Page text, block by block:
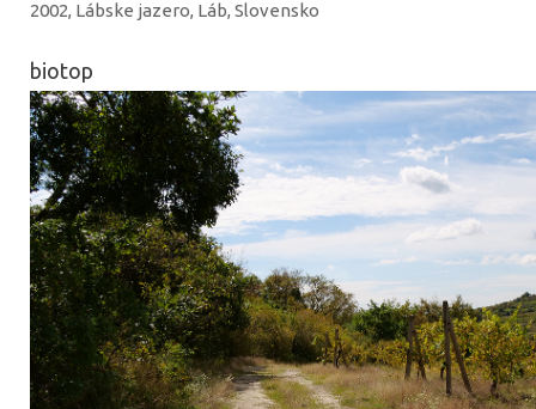
2002, Lábske jazero, Láb, Slovensko
biotop